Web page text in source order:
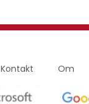
Kontakt Om